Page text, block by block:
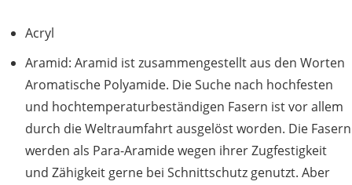
Acryl
Aramid: Aramid ist zusammengestellt aus den Worten
Aromatische Polyamide. Die Suche nach hochfesten
und hochtemperaturbeständigen Fasern ist vor allem
durch die Weltraumfahrt ausgelöst worden. Die Fasern
werden als Para-Aramide wegen ihrer Zugfestigkeit
und Zähigkeit gerne bei Schnittschutz genutzt. Aber